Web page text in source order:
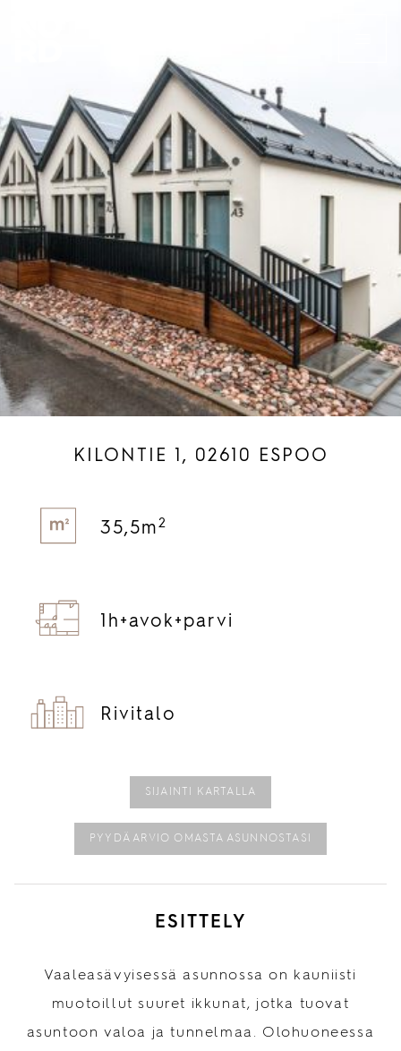
KILONTIE 1, 02610 ESPOO
35,5m 2
1h+ avok+ parvi
Rivitalo
SIJAINTI KARTALLA
PYYDÄ ARVIO OMASTA ASUNNOSTASI
ESITTELY
Vaaleasävyisessä asunnossa on kauniisti
muotoillut suuret ikkunat, jotka tuovat
asuntoon valoa ja tunnelmaa. Olohuoneessa